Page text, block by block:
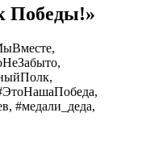
Победы!»
#медали_деда,